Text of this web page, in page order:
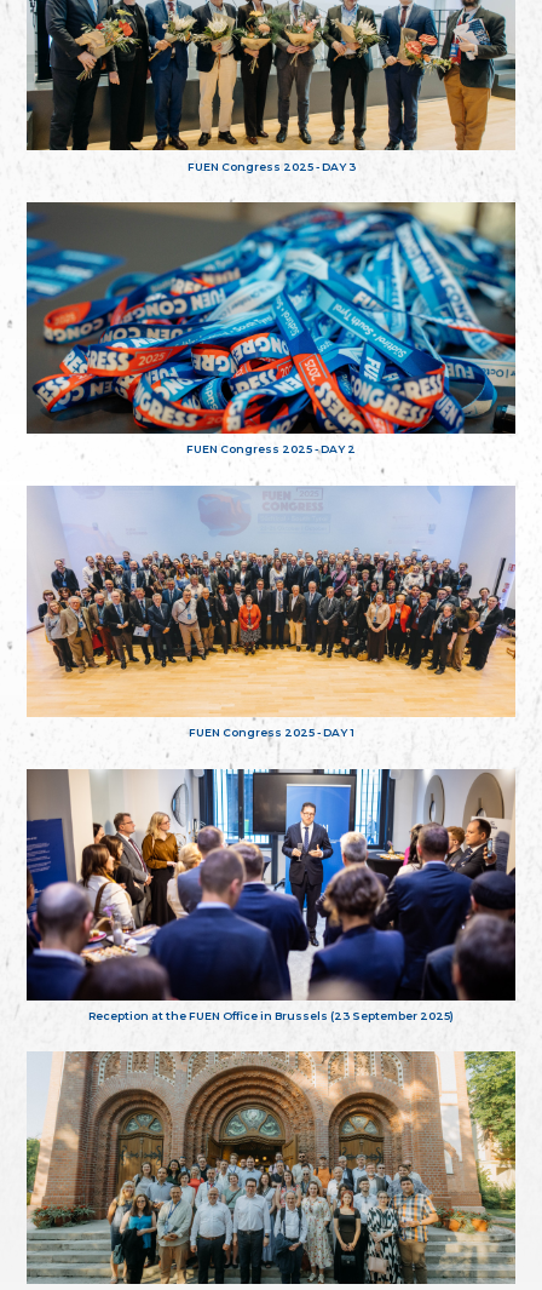
FUEN Congress 2025 - DAY 3
FUEN Congress 2025 - DAY 2
FUEN Congress 2025 - DAY 1
Reception at the FUEN Office in Brussels (23 September 2025)